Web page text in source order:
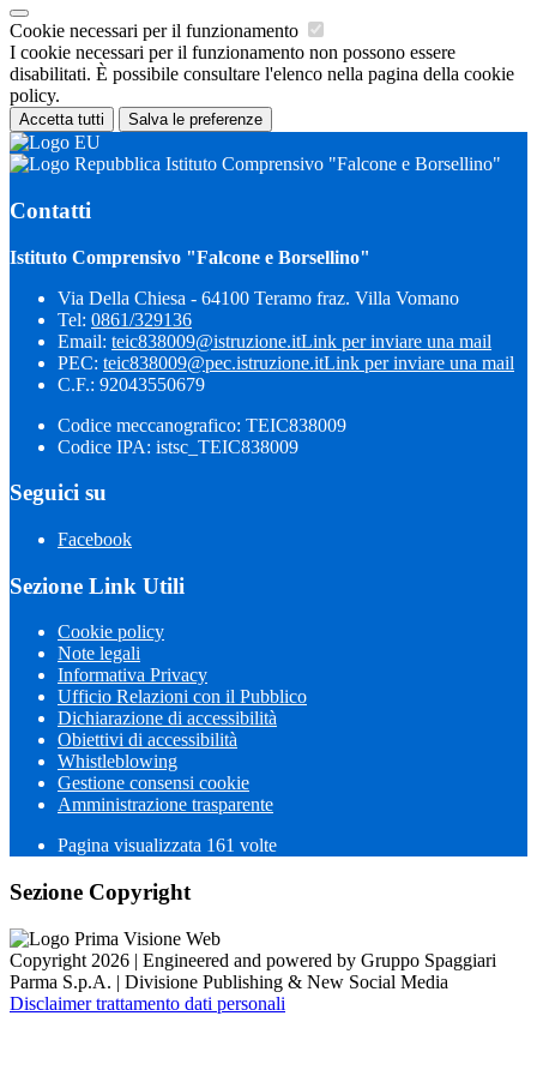
Cookie necessari per il funzionamento
I cookie necessari per il funzionamento non possono essere
disabilitati. È possibile consultare l'elenco nella pagina della cookie
policy.
Accetta tutti Salva le preferenze
Istituto Comprensivo "Falcone e Borsellino"
Contatti
Istituto Comprensivo "Falcone e Borsellino"
Via Della Chiesa - 64100 Teramo fraz. Villa Vomano
Tel: 0861/329136
Email: teic838009@istruzione.itLink per inviare una mail
PEC: teic838009@pec.​istruzione.itLink per inviare una mail
C.F.: 92043550679
Codice meccanografico: TEIC838009
Codice IPA: istsc_TEIC838009
Seguici su
Facebook
Sezione Link Utili
Cookie policy
Note legali
Informativa Privacy
Ufficio Relazioni con il Pubblico
Dichiarazione di accessibilità
Obiettivi di accessibilità
Whistleblowing
Gestione consensi cookie
Amministrazione trasparente
Pagina visualizzata 161 volte
Sezione Copyright
Copyright 2026 | Engineered and powered by Gruppo Spaggiari
Parma S.p.A. | Divisione Publishing & New Social Media
Disclaimer trattamento dati personali